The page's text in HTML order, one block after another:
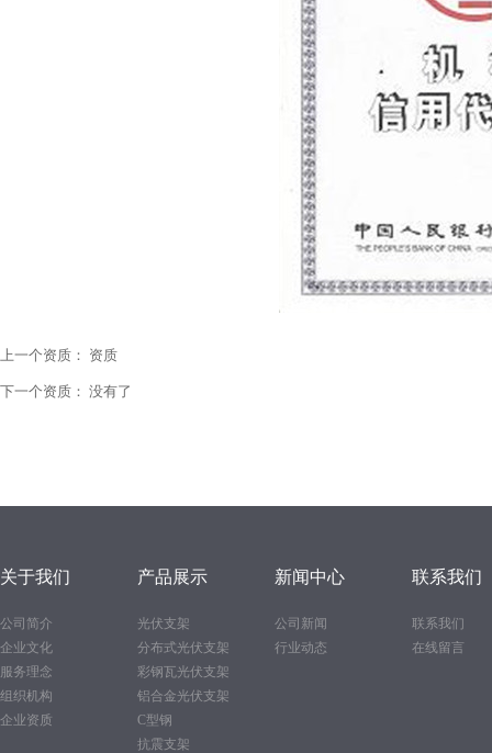
上一个资质： 资质
下一个资质： 没有了
关于我们
公司简介
企业文化
服务理念
组织机构
企业资质
产品展示
光伏支架
分布式光伏支架
彩钢瓦光伏支架
铝合金光伏支架
C型钢
抗震支架
新闻中心
公司新闻
行业动态
联系我们
联系我们
在线留言